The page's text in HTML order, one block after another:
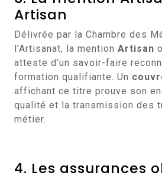
Artisan
Délivrée par la Chambre des
l’Artisanat, la mention Artisan
atteste d’un savoir-faire
formation qualifiante. Un
affichant ce titre prouve son
qualité et la transmission des
métier.
4. Les assurances